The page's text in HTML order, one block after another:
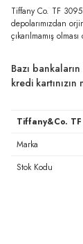
Tiffany Co. TF
depolarımızdan
çıkarılmamış
Bazı
kredi
Tiffany&Co.
Marka
Stok Kodu